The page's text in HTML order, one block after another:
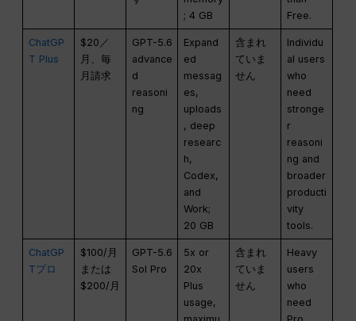
; 4 GB
Free.
ChatGP
T Plus
$20／
月、毎
月請求
GPT-5.6
advance
d
reasoni
ng
Expand
ed
messag
es,
uploads
, deep
researc
h,
Codex,
and
Work;
20 GB
含まれ
ていま
せん
Individu
al users
who
need
stronge
r
reasoni
ng and
broader
producti
vity
tools.
ChatGP
Tプロ
$100/月
または
$200/月
GPT-5.6
Sol Pro
5x or
20x
Plus
usage,
含まれ
ていま
せん
Heavy
users
who
need